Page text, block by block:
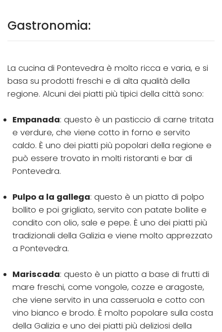
Gastronomia:
La cucina di Pontevedra è molto ricca e varia, e si
basa su prodotti freschi e di alta qualità della
regione. Alcuni dei piatti più tipici della città sono:
Empanada: questo è un pasticcio di carne tritata
e verdure, che viene cotto in forno e servito
caldo. È uno dei piatti più popolari della regione e
può essere trovato in molti ristoranti e bar di
Pontevedra.
Pulpo a la gallega: questo è un piatto di polpo
bollito e poi grigliato, servito con patate bollite e
condito con olio, sale e pepe. È uno dei piatti più
tradizionali della Galizia e viene molto apprezzato
a Pontevedra.
Mariscada: questo è un piatto a base di frutti di
mare freschi, come vongole, cozze e aragoste,
che viene servito in una casseruola e cotto con
vino bianco e brodo. È molto popolare sulla costa
della Galizia e uno dei piatti più deliziosi della